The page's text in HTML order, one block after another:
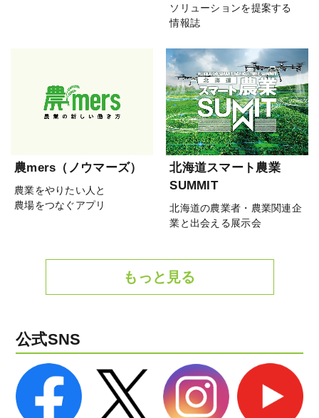
ソリューションを提案する
情報誌
農mers（ノウマーズ）
農業をやりたい人と
農場をつなぐアプリ
北海道スマート農業
SUMMIT
北海道の農業者・農業関連企
業と出会える展示会
もっと見る
公式SNS